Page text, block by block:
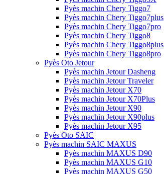
Pyès machin Chery Tiggo7
Pyès machin Chery Tiggo7plus
Pyès machin Chery Tiggo7pro
Pyès machin Chery Tiggo8
Pyès machin Chery Tiggo8plus
Pyès machin Chery Tiggo8pro
Pyès Oto Jetour
Pyès machin Jetour Dasheng
Pyès machin Jetour Traveler
Pyès machin Jetour X70
Pyès machin Jetour X70Plus
Pyès machin Jetour X90
Pyès machin Jetour X90plus
Pyès machin Jetour X95
Pyès Oto SAIC
Pyès machin SAIC MAXUS
Pyès machin MAXUS D90
Pyès machin MAXUS G10
Pyès machin MAXUS G50